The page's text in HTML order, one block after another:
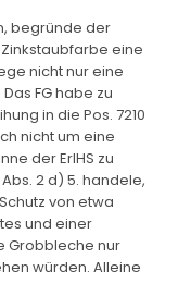
begründe der
eine
nicht nur eine
FG habe zu
in die Pos. 7210
nicht um eine
der ErlHS zu
2 d) 5. handele,
von etwa
und einer
Grobbleche nur
würden. Alleine